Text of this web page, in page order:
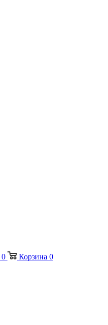
0 Корзина 0